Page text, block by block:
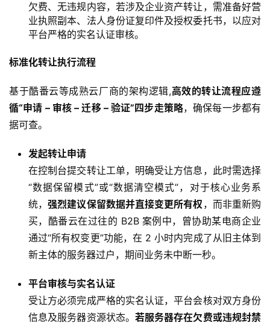
欠费、无违规内容，若涉及企业资产转让，需准备好营
业执照副本、法人身份证复印件及授权委托书，以应对
平台严格的实名认证审核。
标准化转让执行流程
基于酷番云等成熟云厂商的架构逻辑,高效的转让流程应遵
循“申请 – 审核 – 迁移 – 验证”四步走策略，确保每一步都有
据可查。
发起转让申请
在控制台提交转让工单，明确受让方信息，此时需选择
“数据保留模式”或“数据清空模式”，对于核心业务系
统，强烈建议保留数据并直接变更所有权 ，而非重新购
买，酷番云在过往的 B2B 案例中，曾协助某电商企业
通过“所有权变更”功能，在 2 小时内完成了从旧主体到
新主体的服务器过户，期间业务未中断一秒。
平台审核与实名认证
受让方必须完成严格的实名认证，平台会核对双方身份
信息及服务器资源状态。 若服务器存在欠费或违规封禁